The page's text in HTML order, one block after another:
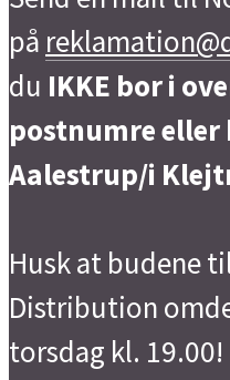
på
du IKKE bor i
postnumre
Aalestrup/i
Husk at budene
Distribution
torsdag kl. 19.00!